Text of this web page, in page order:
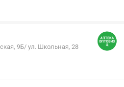
9Б/ ул. Школьная, 28